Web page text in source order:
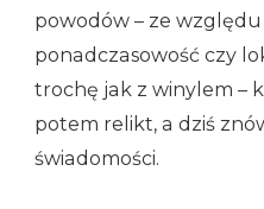
powodów – ze
ponadczasowość czy
trochę jak z winylem –
potem relikt, a dziś
świadomości.